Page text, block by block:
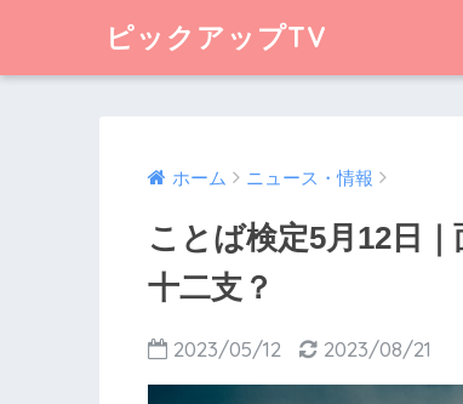
ピックアップTV
ホーム ニュース・情報
ことば検定5月12日
十二支？
2023/05/12 2023/08/21